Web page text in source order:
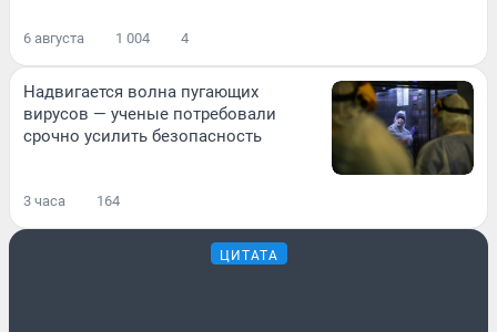
6 августа 1 004 4
Надвигается волна пугающих
вирусов — ученые потребовали
срочно усилить безопасность
3 часа 164
ЦИТАТА